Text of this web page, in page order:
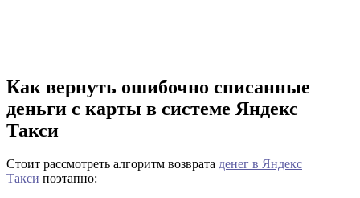
Как вернуть ошибочно списанные
деньги с карты в системе Яндекс
Такси
Стоит рассмотреть алгоритм возврата денег в Яндекс
Такси поэтапно: